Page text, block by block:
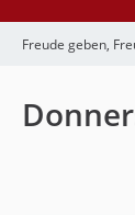
Freude geben,